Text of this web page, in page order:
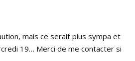
mais ce serait plus sympa et
19… Merci de me contacter si